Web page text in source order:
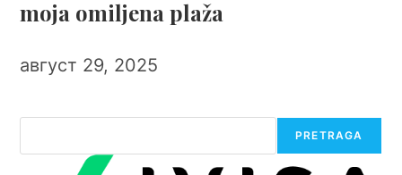
moja omiljena plaža
август 29, 2025
PRETRAGA